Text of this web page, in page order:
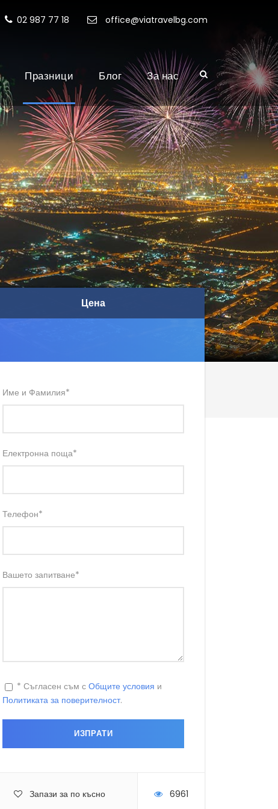
02 987 77 18 office@viatravelbg.com
Празници Блог За нас
Цена
Цена
Име и Фамилия*
Електронна поща*
Телефон*
Вашето запитване*
* Съгласен съм с Общите условия и
Политиката за поверителност.
Запази за по късно 6961